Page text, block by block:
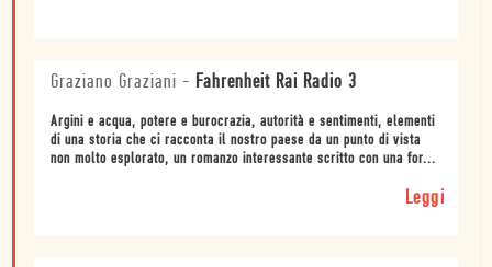
Graziano Graziani - Fahrenheit Rai Radio 3
Argini e acqua, potere e burocrazia, autorità e sentimenti, elementi
di una storia che ci racconta il nostro paese da un punto di vista
non molto esplorato, un romanzo interessante scritto con una for...
Leggi